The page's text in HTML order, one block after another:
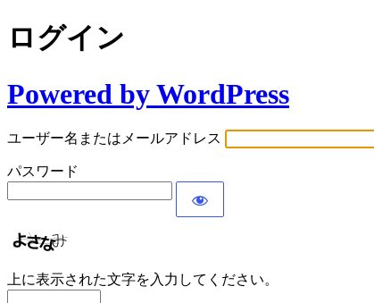
ログイン
Powered by WordPress
ユーザー名またはメールアドレス
パスワード
上に表示された文字を入力してください。